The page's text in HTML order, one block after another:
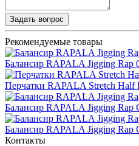
Задать вопрос
Рекомендуемые товары
Балансир RAPALA Jigging Rap
Перчатки RAPALA Stretch Half
Балансир RAPALA Jigging Rap
Балансир RAPALA Jigging Rap
Контакты